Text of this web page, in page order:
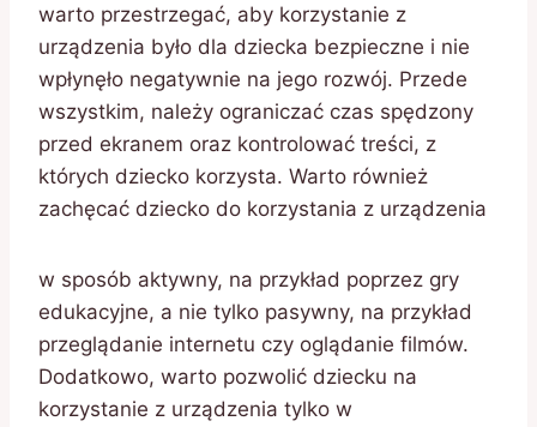
warto przestrzegać, aby korzystanie z
urządzenia było dla dziecka bezpieczne i nie
wpłynęło negatywnie na jego rozwój. Przede
wszystkim, należy ograniczać czas spędzony
przed ekranem oraz kontrolować treści, z
których dziecko korzysta. Warto również
zachęcać dziecko do korzystania z urządzenia
w sposób aktywny, na przykład poprzez gry
edukacyjne, a nie tylko pasywny, na przykład
przeglądanie internetu czy oglądanie filmów.
Dodatkowo, warto pozwolić dziecku na
korzystanie z urządzenia tylko w